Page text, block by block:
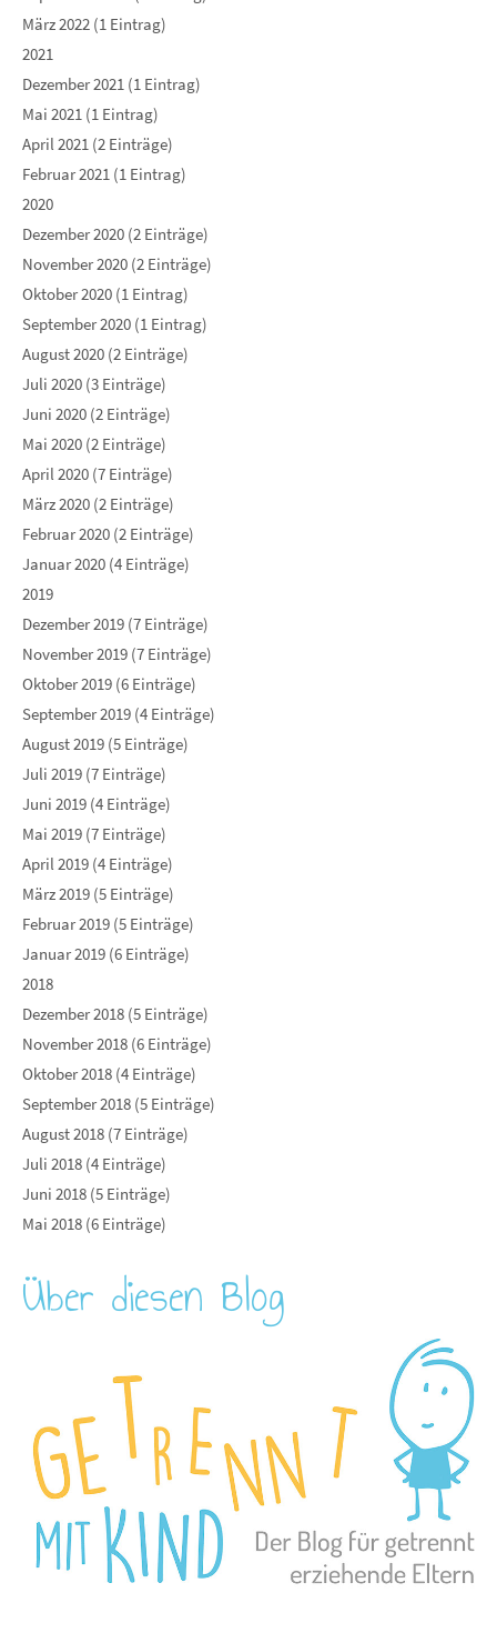
März 2022 (1 Eintrag)
2021
Dezember 2021 (1 Eintrag)
Mai 2021 (1 Eintrag)
April 2021 (2 Einträge)
Februar 2021 (1 Eintrag)
2020
Dezember 2020 (2 Einträge)
November 2020 (2 Einträge)
Oktober 2020 (1 Eintrag)
September 2020 (1 Eintrag)
August 2020 (2 Einträge)
Juli 2020 (3 Einträge)
Juni 2020 (2 Einträge)
Mai 2020 (2 Einträge)
April 2020 (7 Einträge)
März 2020 (2 Einträge)
Februar 2020 (2 Einträge)
Januar 2020 (4 Einträge)
2019
Dezember 2019 (7 Einträge)
November 2019 (7 Einträge)
Oktober 2019 (6 Einträge)
September 2019 (4 Einträge)
August 2019 (5 Einträge)
Juli 2019 (7 Einträge)
Juni 2019 (4 Einträge)
Mai 2019 (7 Einträge)
April 2019 (4 Einträge)
März 2019 (5 Einträge)
Februar 2019 (5 Einträge)
Januar 2019 (6 Einträge)
2018
Dezember 2018 (5 Einträge)
November 2018 (6 Einträge)
Oktober 2018 (4 Einträge)
September 2018 (5 Einträge)
August 2018 (7 Einträge)
Juli 2018 (4 Einträge)
Juni 2018 (5 Einträge)
Mai 2018 (6 Einträge)
Über diesen Blog